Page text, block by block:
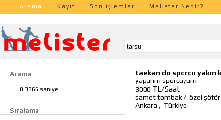
Arama Kayıt Son İşlemler Melister Nedir?
Arama
0.3366 saniye
Sıralama
taekan do sporcu yakın
yaparım sporcuyum
3000 TL/Saat
samet tombak/ özel
Ankara
Türkiye